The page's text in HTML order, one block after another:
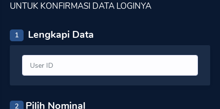
UNTUK KONFIRMASI DATA LOGINYA
1 Lengkapi Data
2 Pilih Nominal